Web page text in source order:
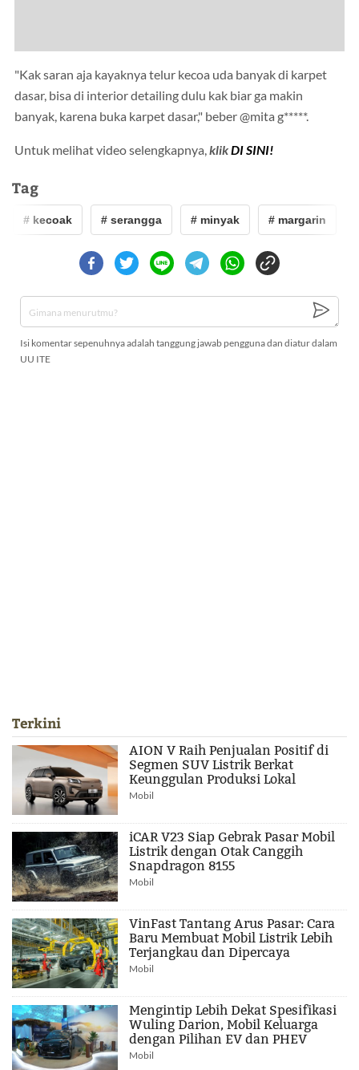
"Kak saran aja kayaknya telur kecoa uda banyak di karpet
dasar, bisa di interior detailing dulu kak biar ga makin
banyak, karena buka karpet dasar," beber @mita g*****.
Untuk melihat video selengkapnya,klikDI SINI!
Tag
# kecoak # serangga # minyak # margarin
Isi komentar sepenuhnya adalah tanggung jawab pengguna dan diatur dalam
UU ITE
Terkini
AION V Raih Penjualan Positif di
Segmen SUV Listrik Berkat
Keunggulan Produksi Lokal
Mobil
iCAR V23 Siap Gebrak Pasar Mobil
Listrik dengan Otak Canggih
Snapdragon 8155
Mobil
VinFast Tantang Arus Pasar: Cara
Baru Membuat Mobil Listrik Lebih
Terjangkau dan Dipercaya
Mobil
Mengintip Lebih Dekat Spesifikasi
Wuling Darion, Mobil Keluarga
dengan Pilihan EV dan PHEV
Mobil